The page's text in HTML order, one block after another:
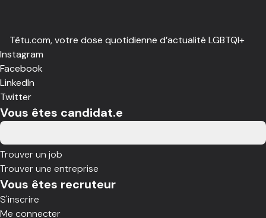
Têtu.com, votre dose quotidienne d’actualité LGBTQI+
Instagram
Facebook
LinkedIn
Twitter
Vous êtes candidat.e
Trouver un job
Trouver une entreprise
Vous êtes recruteur
S'inscrire
Me connecter